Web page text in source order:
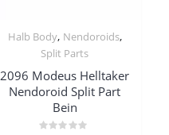
Halb Body, Nendoroids,
Split Parts
2096 Modeus Helltaker
Nendoroid Split Part
Bein